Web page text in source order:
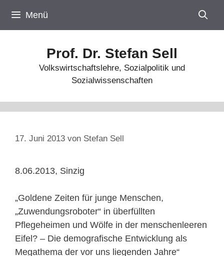
Inhalt
springen
Menü
Prof. Dr. Stefan Sell
Volkswirtschaftslehre, Sozialpolitik und
Sozialwissenschaften
17. Juni 2013 von Stefan Sell
8.06.2013, Sinzig
„Goldene Zeiten für junge Menschen,
„Zuwendungsroboter“ in überfüllten
Pflegeheimen und Wölfe in der menschenleeren
Eifel? – Die demografische Entwicklung als
Megathema der vor uns liegenden Jahre“